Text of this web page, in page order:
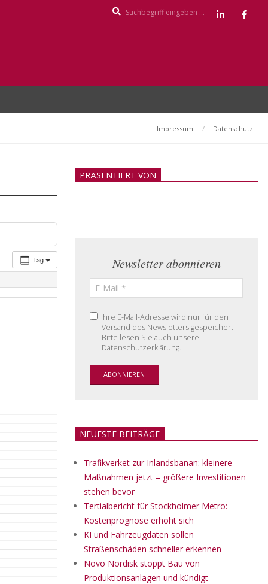
Impressum Datenschutz
Tag
PRÄSENTIERT VON
Newsletter abonnieren
Ihre E-Mail-Adresse wird nur für den
Versand des Newsletters gespeichert.
Bitte lesen Sie auch unsere
Datenschutzerklärung.
NEUESTE BEITRÄGE
Trafikverket zur Inlandsbanan: kleinere
Maßnahmen jetzt – größere Investitionen
stehen bevor
Tertialbericht für Stockholmer Metro:
Kostenprognose erhöht sich
KI und Fahrzeugdaten sollen
Straßenschäden schneller erkennen
Novo Nordisk stoppt Bau von
Produktionsanlagen und kündigt